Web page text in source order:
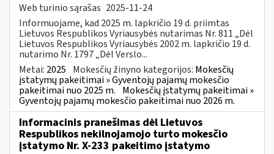
Web turinio sąrašas 2025-11-24
Informuojame, kad 2025 m. lapkričio 19 d. priimtas
Lietuvos Respublikos Vyriausybės nutarimas Nr. 811 „Dėl
Lietuvos Respublikos Vyriausybės 2002 m. lapkričio 19 d.
nutarimo Nr. 1797 „Dėl Verslo...
Metai: 2025 Mokesčių žinyno kategorijos: Mokesčių
įstatymų pakeitimai » Gyventojų pajamų mokesčio
pakeitimai nuo 2025 m. Mokesčių įstatymų pakeitimai »
Gyventojų pajamų mokesčio pakeitimai nuo 2026 m.
Informacinis pranešimas dėl Lietuvos
Respublikos nekilnojamojo turto mokesčio
įstatymo Nr. X-233 pakeitimo įstatymo